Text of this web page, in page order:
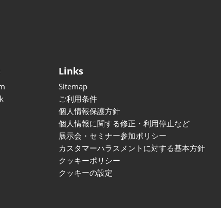
Links
Sitemap
ご利用条件
個人情報保護方針
個人情報に関する修正・利用停止など
展示会・セミナー参加ポリシー
カスタマーハラスメントに対する基本方針
クッキーポリシー
クッキーの設定